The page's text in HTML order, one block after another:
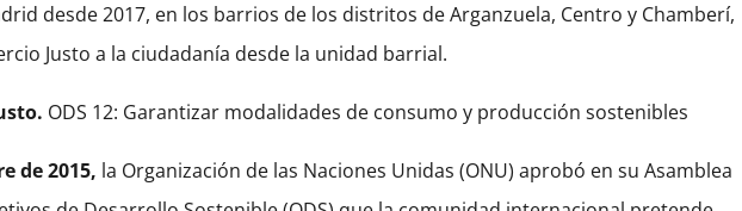
desde 2017, en los barrios de los distritos de Arganzuela, Centro y Chamberí,
Justo a la ciudadanía desde la unidad barrial.
ODS 12: Garantizar modalidades de consumo y producción sostenibles
de 2015, la Organización de las Naciones Unidas (ONU) aprobó en su Asamblea